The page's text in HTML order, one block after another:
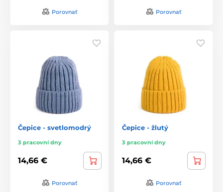
Porovnať Porovnať
Čepice - svetlomodrý
3 pracovní dny
14,66 €
Porovnať
Čepice - žlutý
3 pracovní dny
14,66 €
Porovnať